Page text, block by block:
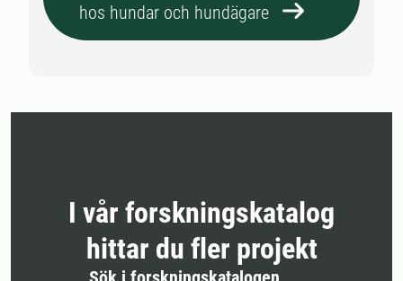
hos hundar och hundägare
I vår forskningskatalog
hittar du fler projekt